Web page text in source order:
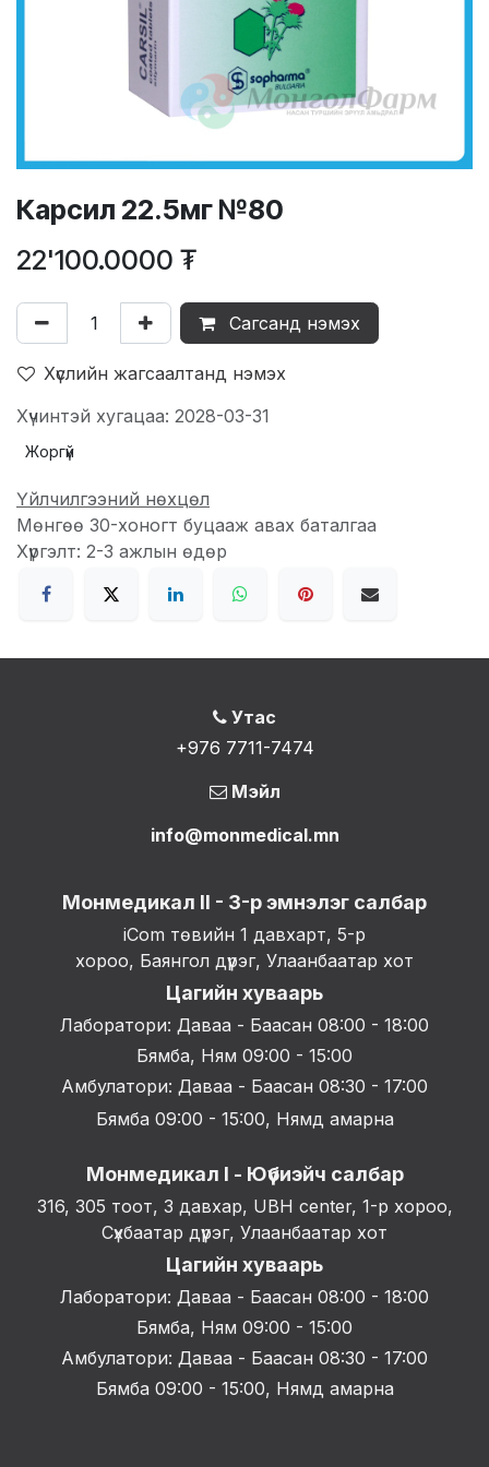
Карсил 22.5мг №80
22'100.0000 ₮
Сагсанд нэмэх
Хүслийн жагсаалтанд нэмэх
Хүчинтэй хугацаа: 2028-03-31
Жоргүй
Үйлчилгээний нөхцөл
Мөнгөө 30-хоногт буцааж авах баталгаа
Хүргэлт: 2-3 ажлын өдөр
Утас
+976 7711-7474
Мэйл
info@monmedical.mn
Монмедикал II - 3-р эмнэлэг салбар
iCom төвийн 1 давхарт, 5-р
хороо, Баянгол дүүрэг, Улаанбаатар хот
Цагийн хуваарь
Лаборатори: Даваа - Баасан 08:00 - 18:00
Бямба, Ням 09:00 - 15:00
Амбулатори: Даваа - Баасан 08:30 - 17:00
Бямба 09:00 - 15:00, Нямд амарна
Монмедикал I - Юүбиэйч салбар
316, 305 тоот, 3 давхар, UBH center, 1-р хороо,
Сүхбаатар дүүрэг, Улаанбаатар хот
Цагийн хуваарь
Лаборатори: Даваа - Баасан 08:00 - 18:00
Бямба, Ням 09:00 - 15:00
Амбулатори: Даваа - Баасан 08:30 - 17:00
Бямба 09:00 - 15:00, Нямд амарна